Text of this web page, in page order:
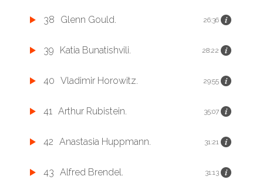
38 Glenn Gould. 26:36
39 Katia Bunatishvili. 28:22
40 Vladimir Horowitz. 29:55
41 Arthur Rubistein. 35:07
42 Anastasia Huppmann. 31:21
43 Alfred Brendel. 31:13